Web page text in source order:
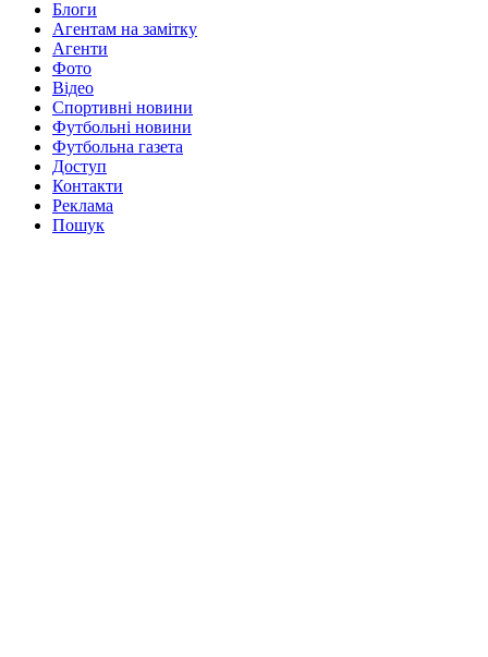
Блоги
Агентам на замітку
Агенти
Фото
Відео
Спортивні новини
Футбольні новини
Футбольна газета
Доступ
Контакти
Реклама
Пошук